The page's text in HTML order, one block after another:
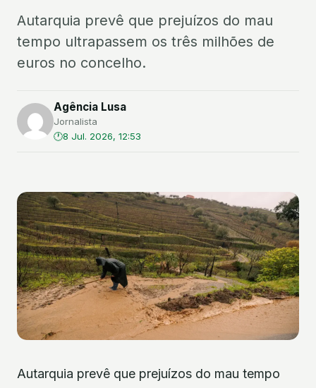
Autarquia prevê que prejuízos do mau
tempo ultrapassem os três milhões de
euros no concelho.
Agência Lusa
Jornalista
8 Jul. 2026, 12:53
Autarquia prevê que prejuízos do mau tempo